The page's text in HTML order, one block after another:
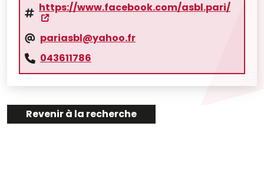
https://www.facebook.com/asbl.pari/
pariasbl@yahoo.fr
043611786
Revenir à la recherche